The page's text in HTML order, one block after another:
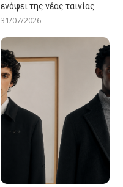
ενόψει της νέας ταινίας
31/07/2026